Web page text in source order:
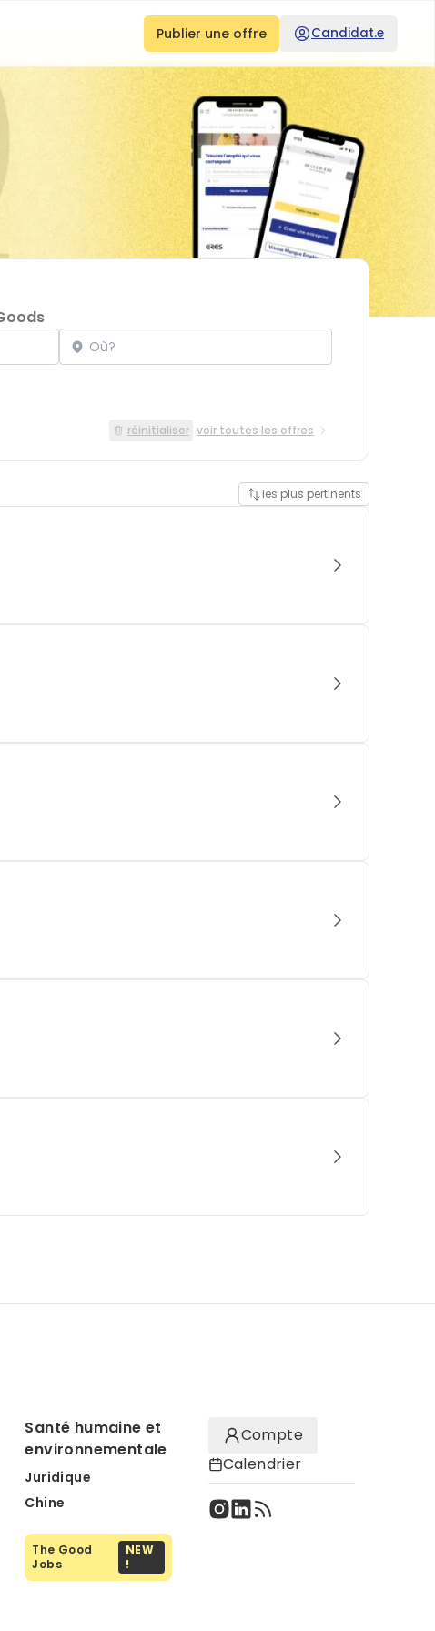
Publier une offre Candidat.e
Localisation
réinitialiser voir toutes les offres
les plus pertinents
Santé humaine et
environnementale
Juridique
Chine
The Good
Jobs
NEW
!
Compte
Calendrier